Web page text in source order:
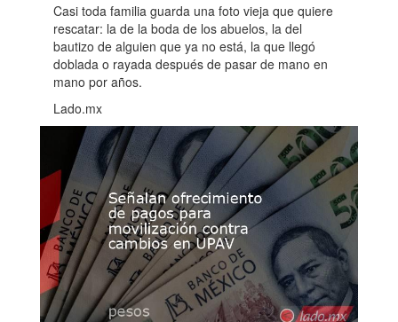
Casi toda familia guarda una foto vieja que quiere
rescatar: la de la boda de los abuelos, la del
bautizo de alguien que ya no está, la que llegó
doblada o rayada después de pasar de mano en
mano por años.
Lado.mx